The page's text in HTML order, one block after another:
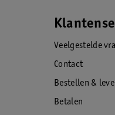
Veelgestelde
Contact
Bestellen &
Betalen